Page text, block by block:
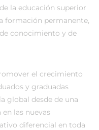
la educación superior
formación permanente,
conocimiento y de
el crecimiento
y graduadas
global desde de una
las nuevas
diferencial en toda